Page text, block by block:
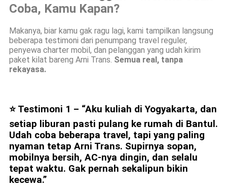
Coba, Kamu Kapan?
Makanya, biar kamu gak ragu lagi, kami tampilkan langsung
beberapa testimoni dari penumpang travel reguler,
penyewa charter mobil, dan pelanggan yang udah kirim
paket kilat bareng Arni Trans. Semua real, tanpa
rekayasa.
⭐ Testimoni 1 – “Aku kuliah di Yogyakarta, dan
setiap liburan pasti pulang ke rumah di Bantul.
Udah coba beberapa travel, tapi yang paling
nyaman tetap Arni Trans. Supirnya sopan,
mobilnya bersih, AC-nya dingin, dan selalu
tepat waktu. Gak pernah sekalipun bikin
kecewa.”